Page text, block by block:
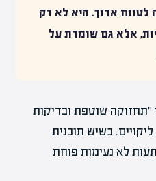
לטווח ארוך. היא לא רק
אלא גם שומרת על
"תחזוקה שוטפת ובדיקות
כשיש תוכנית
לא נעימות פוחת